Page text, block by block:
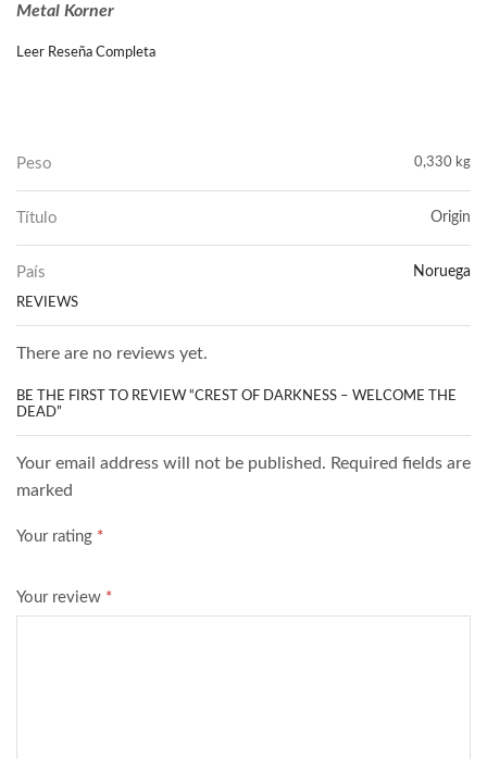
Metal Korner
Leer Reseña Completa
Peso 0,330 kg
Título Origin
País Noruega
REVIEWS
There are no reviews yet.
BE THE FIRST TO REVIEW “CREST OF DARKNESS – WELCOME THE
DEAD”
Your email address will not be published. Required fields are
marked
Your rating *
Your review *